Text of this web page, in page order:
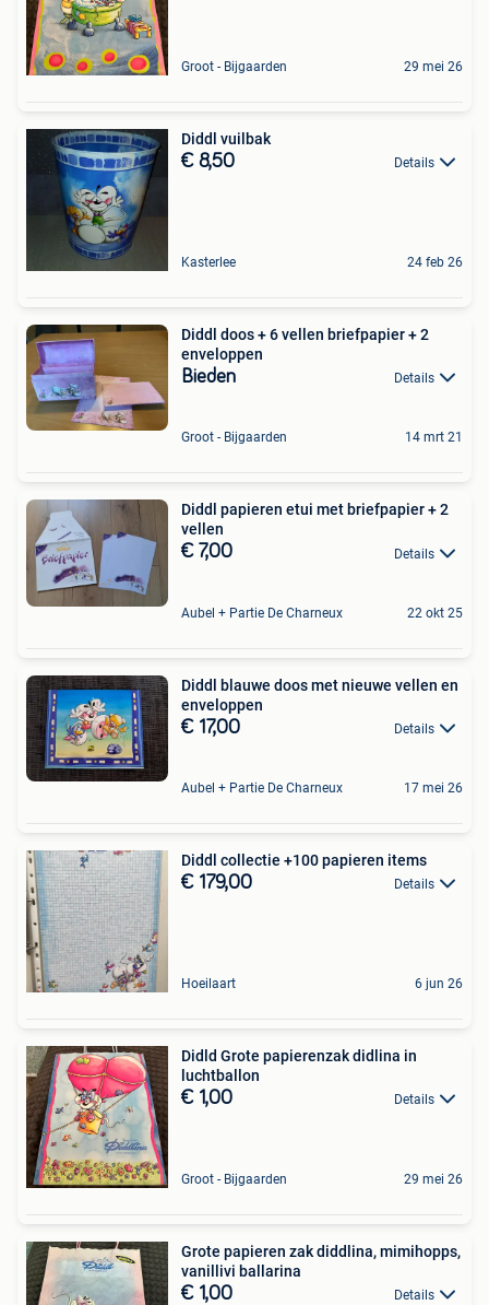
Groot - Bijgaarden 29 mei 26
Diddl vuilbak
€ 8,50 Details
Kasterlee 24 feb 26
Diddl doos + 6 vellen briefpapier + 2
enveloppen
Bieden Details
Groot - Bijgaarden 14 mrt 21
Diddl papieren etui met briefpapier + 2
vellen
€ 7,00 Details
Aubel + Partie De Charneux 22 okt 25
Diddl blauwe doos met nieuwe vellen en
enveloppen
€ 17,00 Details
Aubel + Partie De Charneux 17 mei 26
Diddl collectie +100 papieren items
€ 179,00 Details
Hoeilaart 6 jun 26
Didld Grote papierenzak didlina in
luchtballon
€ 1,00 Details
Groot - Bijgaarden 29 mei 26
Grote papieren zak diddlina, mimihopps,
vanillivi ballarina
€ 1,00 Details